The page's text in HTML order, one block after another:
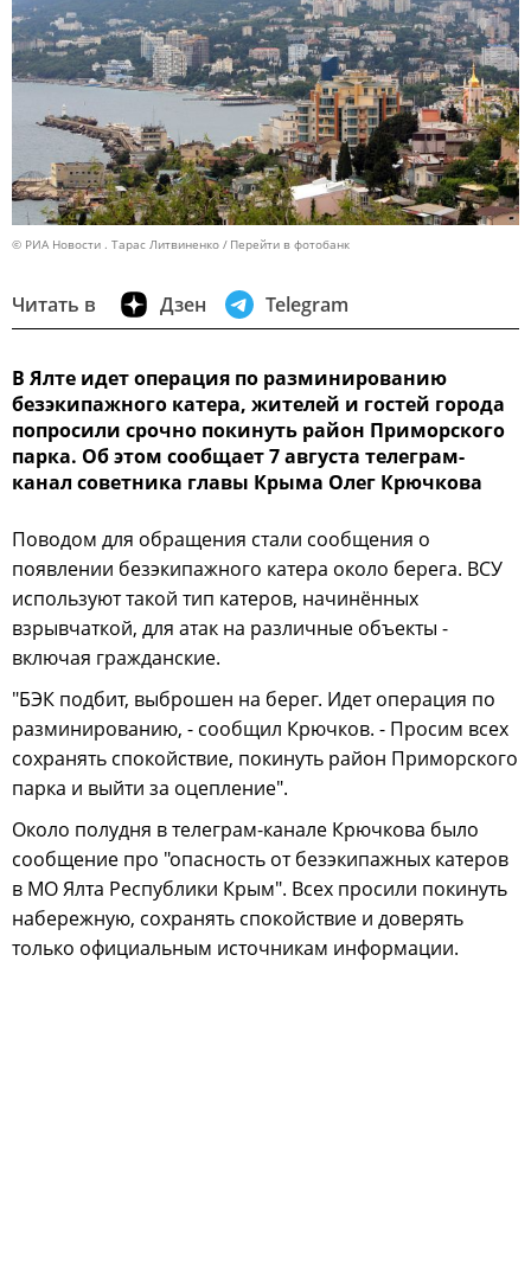
© РИА Новости . Тарас Литвиненко Перейти в фотобанк
Читать в Дзен Telegram
В Ялте идет операция по разминированию
безэкипажного катера, жителей и гостей города
попросили срочно покинуть район Приморского
парка. Об этом сообщает 7 августа телеграм-
канал советника главы Крыма Олег Крючкова
Поводом для обращения стали сообщения о
появлении безэкипажного катера около берега. ВСУ
используют такой тип катеров, начинённых
взрывчаткой, для атак на различные объекты -
включая гражданские.
"БЭК подбит, выброшен на берег. Идет операция по
разминированию, - сообщил Крючков. - Просим всех
сохранять спокойствие, покинуть район Приморского
парка и выйти за оцепление".
Около полудня в телеграм-канале Крючкова было
сообщение про "опасность от безэкипажных катеров
в МО Ялта Республики Крым". Всех просили покинуть
набережную, сохранять спокойствие и доверять
только официальным источникам информации.